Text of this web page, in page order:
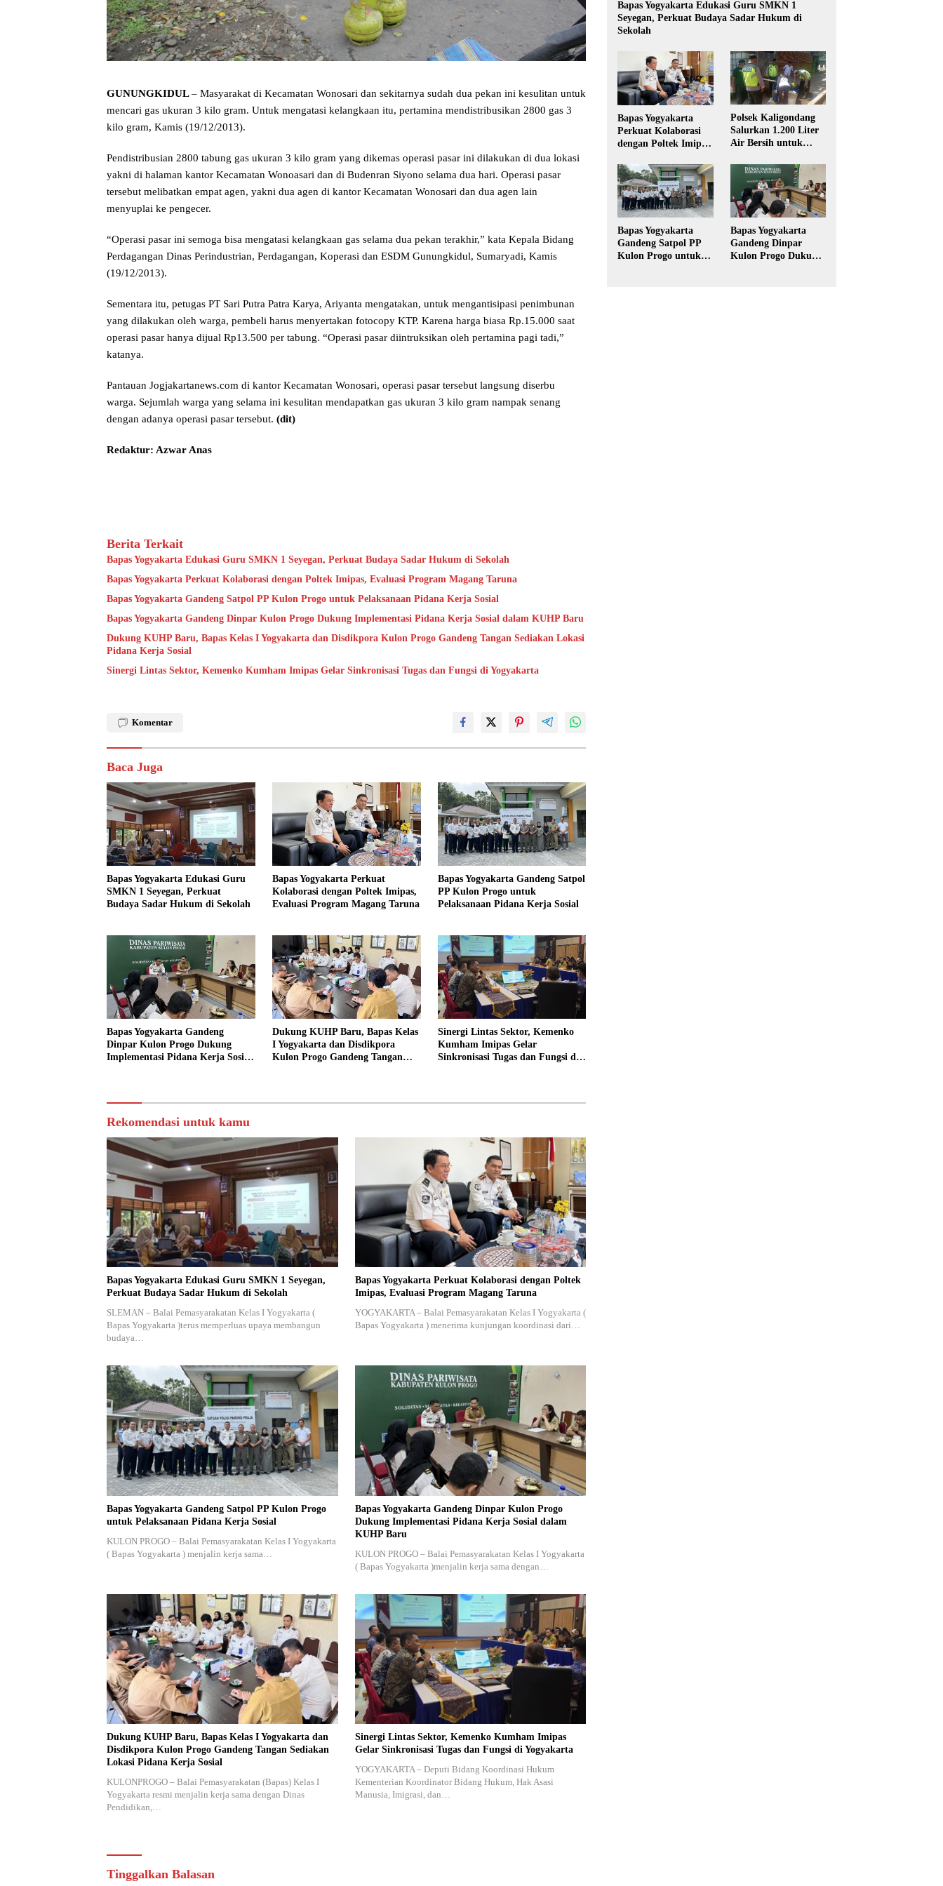
GUNUNGKIDUL– Masyarakat di Kecamatan Wonosari dan sekitarnya sudah dua pekan ini kesulitan untuk
mencari gas ukuran 3 kilo gram. Untuk mengatasi kelangkaan itu, pertamina mendistribusikan 2800 gas 3
kilo gram, Kamis (19/12/2013).
Pendistribusian 2800 tabung gas ukuran 3 kilo gram yang dikemas operasi pasar ini dilakukan di dua lokasi
yakni di halaman kantor Kecamatan Wonoasari dan di Budenran Siyono selama dua hari. Operasi pasar
tersebut melibatkan empat agen, yakni dua agen di kantor Kecamatan Wonosari dan dua agen lain
menyuplai ke pengecer.
“Operasi pasar ini semoga bisa mengatasi kelangkaan gas selama dua pekan terakhir,” kata Kepala Bidang
Perdagangan Dinas Perindustrian, Perdagangan, Koperasi dan ESDM Gunungkidul, Sumaryadi, Kamis
(19/12/2013).
Sementara itu, petugas PT Sari Putra Patra Karya, Ariyanta mengatakan, untuk mengantisipasi penimbunan
yang dilakukan oleh warga, pembeli harus menyertakan fotocopy KTP. Karena harga biasa Rp.15.000 saat
operasi pasar hanya dijual Rp13.500 per tabung. “Operasi pasar diintruksikan oleh pertamina pagi tadi,”
katanya.
Pantauan Jogjakartanews.com di kantor Kecamatan Wonosari, operasi pasar tersebut langsung diserbu
warga. Sejumlah warga yang selama ini kesulitan mendapatkan gas ukuran 3 kilo gram nampak senang
dengan adanya operasi pasar tersebut. (dit)
Redaktur: Azwar Anas
Berita Terkait
Bapas Yogyakarta Edukasi Guru SMKN 1 Seyegan, Perkuat Budaya Sadar Hukum di Sekolah
Bapas Yogyakarta Perkuat Kolaborasi dengan Poltek Imipas, Evaluasi Program Magang Taruna
Bapas Yogyakarta Gandeng Satpol PP Kulon Progo untuk Pelaksanaan Pidana Kerja Sosial
Bapas Yogyakarta Gandeng Dinpar Kulon Progo Dukung Implementasi Pidana Kerja Sosial dalam KUHP Baru
Dukung KUHP Baru, Bapas Kelas I Yogyakarta dan Disdikpora Kulon Progo Gandeng Tangan Sediakan Lokasi
Pidana Kerja Sosial
Sinergi Lintas Sektor, Kemenko Kumham Imipas Gelar Sinkronisasi Tugas dan Fungsi di Yogyakarta
Komentar
Baca Juga
Bapas Yogyakarta Edukasi Guru
SMKN 1 Seyegan, Perkuat
Budaya Sadar Hukum di Sekolah
Bapas Yogyakarta Perkuat
Kolaborasi dengan Poltek Imipas,
Evaluasi Program Magang Taruna
Bapas Yogyakarta Gandeng Satpol
PP Kulon Progo untuk
Pelaksanaan Pidana Kerja Sosial
Bapas Yogyakarta Gandeng
Dinpar Kulon Progo Dukung
Implementasi Pidana Kerja Sosial
Dukung KUHP Baru, Bapas Kelas
I Yogyakarta dan Disdikpora
Kulon Progo Gandeng Tangan
Sinergi Lintas Sektor, Kemenko
Kumham Imipas Gelar
Sinkronisasi Tugas dan Fungsi di
Rekomendasi untuk kamu
Bapas Yogyakarta Edukasi Guru SMKN 1 Seyegan,
Perkuat Budaya Sadar Hukum di Sekolah
SLEMAN – Balai Pemasyarakatan Kelas I Yogyakarta (
Bapas Yogyakarta )terus memperluas upaya membangun
budaya…
Bapas Yogyakarta Perkuat Kolaborasi dengan Poltek
Imipas, Evaluasi Program Magang Taruna
YOGYAKARTA – Balai Pemasyarakatan Kelas I Yogyakarta (
Bapas Yogyakarta ) menerima kunjungan koordinasi dari…
Bapas Yogyakarta Gandeng Satpol PP Kulon Progo
untuk Pelaksanaan Pidana Kerja Sosial
KULON PROGO – Balai Pemasyarakatan Kelas I Yogyakarta
( Bapas Yogyakarta ) menjalin kerja sama…
Bapas Yogyakarta Gandeng Dinpar Kulon Progo
Dukung Implementasi Pidana Kerja Sosial dalam
KUHP Baru
KULON PROGO – Balai Pemasyarakatan Kelas I Yogyakarta
( Bapas Yogyakarta )menjalin kerja sama dengan…
Dukung KUHP Baru, Bapas Kelas I Yogyakarta dan
Disdikpora Kulon Progo Gandeng Tangan Sediakan
Lokasi Pidana Kerja Sosial
KULONPROGO – Balai Pemasyarakatan (Bapas) Kelas I
Yogyakarta resmi menjalin kerja sama dengan Dinas
Pendidikan,…
Sinergi Lintas Sektor, Kemenko Kumham Imipas
Gelar Sinkronisasi Tugas dan Fungsi di Yogyakarta
YOGYAKARTA – Deputi Bidang Koordinasi Hukum
Kementerian Koordinator Bidang Hukum, Hak Asasi
Manusia, Imigrasi, dan…
Tinggalkan Balasan
Bapas Yogyakarta Edukasi Guru SMKN 1
Seyegan, Perkuat Budaya Sadar Hukum di
Sekolah
Bapas Yogyakarta
Perkuat Kolaborasi
dengan Poltek Imipas,
Magang Taruna
Polsek Kaligondang
Salurkan 1.200 Liter
Air Bersih untuk
Kekeringan di
Purbalingga
Bapas Yogyakarta
Gandeng Satpol PP
Kulon Progo untuk
Bapas Yogyakarta
Gandeng Dinpar
Kulon Progo Dukung